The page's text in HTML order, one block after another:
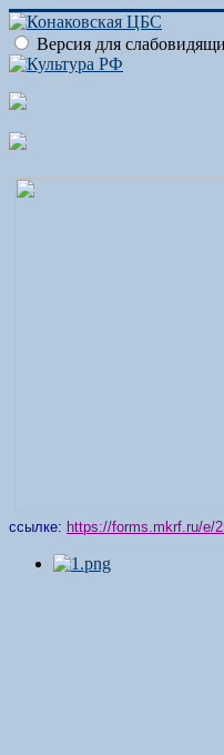
Версия для
ссылке: https://forms.mkrf.ru/e/